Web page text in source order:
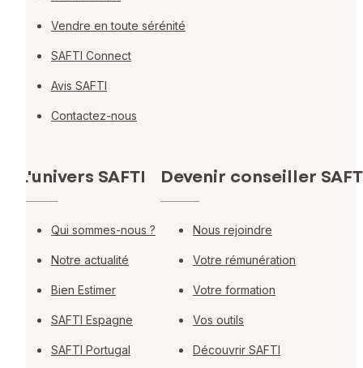
Vendre en toute sérénité
SAFTI Connect
Avis SAFTI
Contactez-nous
L'univers SAFTI
Qui sommes-nous ?
Notre actualité
Bien Estimer
SAFTI Espagne
SAFTI Portugal
Devenir conseiller
Nous rejoindre
Votre rémunération
Votre formation
Vos outils
Découvrir SAFTI